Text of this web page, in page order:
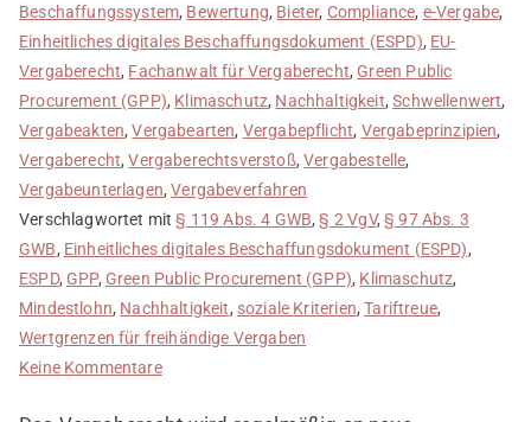
Beschaffungssystem, Bewertung, Bieter, Compliance, e-Vergabe,
Einheitliches digitales Beschaffungsdokument (ESPD), EU-
Vergaberecht, Fachanwalt für Vergaberecht, Green Public
Procurement (GPP), Klimaschutz, Nachhaltigkeit,Schwellenwert,
Vergabeakten,Vergabearten, Vergabepflicht, Vergabeprinzipien,
Vergaberecht,Vergaberechtsverstoß,Vergabestelle,
Vergabeunterlagen,Vergabeverfahren
Verschlagwortet mit§ 119 Abs. 4 GWB,§ 2 VgV,§ 97 Abs. 3
GWB, Einheitliches digitales Beschaffungsdokument (ESPD),
ESPD, GPP, Green Public Procurement (GPP), Klimaschutz,
Mindestlohn, Nachhaltigkeit, soziale Kriterien,Tariftreue,
Wertgrenzen für freihändige Vergaben
Keine Kommentarezu